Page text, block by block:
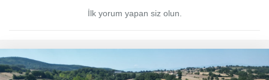
İlk yorum yapan siz olun.